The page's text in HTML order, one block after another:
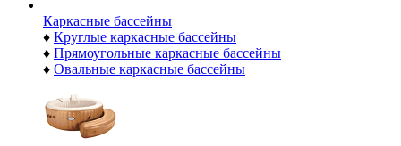
Каркасные бассейны
♦ Круглые каркасные бассейны
♦ Прямоугольные каркасные бассейны
♦ Овальные каркасные бассейны